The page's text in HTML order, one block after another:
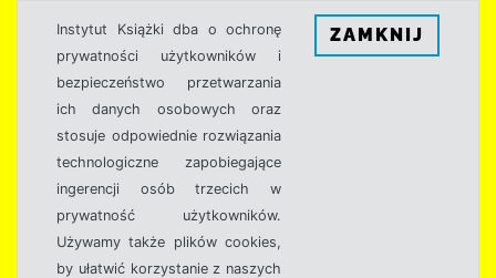
Instytut Książki dba o ochronę
prywatności użytkowników i
bezpieczeństwo przetwarzania
ich danych osobowych oraz
stosuje odpowiednie rozwiązania
technologiczne zapobiegające
ingerencji osób trzecich w
prywatność użytkowników.
Używamy także plików cookies,
by ułatwić korzystanie z naszych
ZAMKNIJ